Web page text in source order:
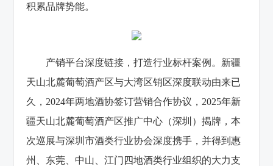
积累品牌势能。
产销平台深度链接，打造行业标杆案例。新疆
天山北麓葡萄酒产区与大湾区销区深度联动由来已
久，2024年两地酒协签订营销合作协议，2025年新
疆天山北麓葡萄酒产区推广中心（深圳）揭牌，本
次巡展与深圳市酒类行业协会深度携手，并得到惠
州、东莞、中山、江门四地酒类行业组织的大力支